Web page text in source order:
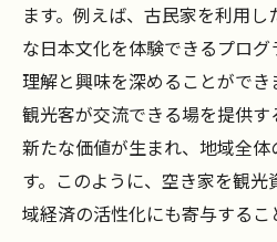
ます。例えば、古民家を利用
な日本文化を体験できるプロ
理解と興味を深めることができ
観光客が交流できる場を提供す
新たな価値が生まれ、地域全
す。このように、空き家を観
域経済の活性化にも寄与するこ